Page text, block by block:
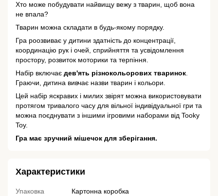
Хто може побудувати найвищу вежу з тварин, щоб вона
не впала?
Тварин можна складати в будь-якому порядку.
Гра роозвиває у дитини здатність до концентрації,
координацію рук і очей, сприйняття та усвідомлення
простору, розвиток моторики та терпіння.
Набір включає дев'ять різнокольорових тваринок
Граючи, дитина вивчає назви тварин і кольори.
Цей набір яскравих і милих звірят можна використовувати
протягом тривалого часу для вільної індивідуальної гри та
можна поєднувати з іншими ігровими наборами від Tooky
Toy.
Гра має зручний мішечок для зберігання.
Характеристики
Упаковка
Картонна коробка